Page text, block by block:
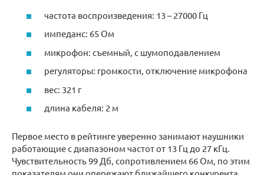
частота воспроизведения: 13 – 27000 Гц
импеданс: 65 Ом
микрофон: съемный, с шумоподавлением
регуляторы: громкости, отключение микрофона
вес: 321 г
длина кабеля: 2 м
Первое место в рейтинге уверенно занимают наушники
работающие с диапазоном частот от 13 Гц до 27 кГц.
Чувствительность 99 Дб, сопротивлением 66 Ом, по этим